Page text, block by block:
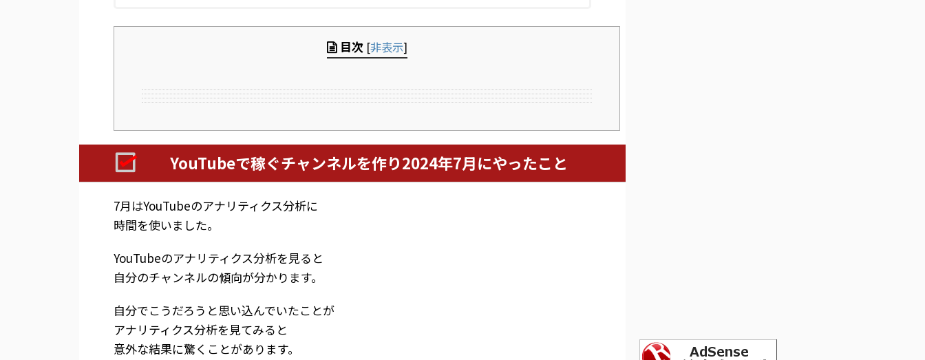
目次 [非表示]
YouTubeで稼ぐチャンネルを作り2024年7月にやったこと
7月はYouTubeのアナリティクス分析に
時間を使いました。
YouTubeのアナリティクス分析を見ると
自分のチャンネルの傾向が分かります。
自分でこうだろうと思い込んでいたことが
アナリティクス分析を見てみると
意外な結果に驚くことがあります。